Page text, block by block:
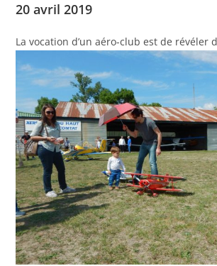
20 avril 2019
La vocation d’un aéro-club est de révéler